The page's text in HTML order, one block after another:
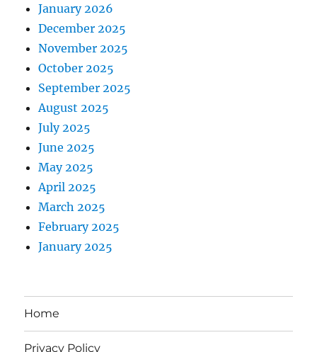
January 2026
December 2025
November 2025
October 2025
September 2025
August 2025
July 2025
June 2025
May 2025
April 2025
March 2025
February 2025
January 2025
Home
Privacy Policy